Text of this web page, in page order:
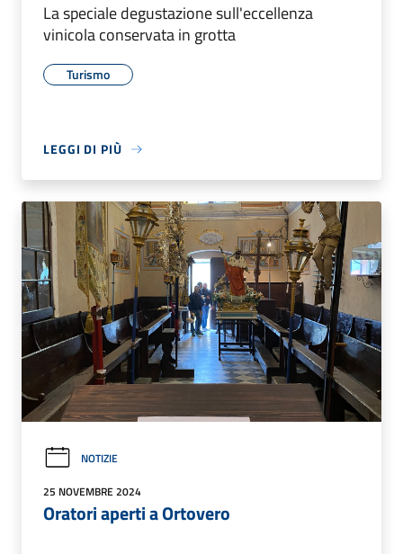
La speciale degustazione sull'eccellenza
vinicola conservata in grotta
Turismo
LEGGI DI PIÙ
NOTIZIE
25 NOVEMBRE 2024
Oratori aperti a Ortovero